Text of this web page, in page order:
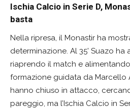
Ischia Calcio in Serie D,
basta
Nella ripresa, il Monastir ha
determinazione. Al 35’ Suazo
riaprendo il match e
formazione guidata da Marcello
hanno chiuso in attacco,
pareggio, ma l’Ischia Calcio in